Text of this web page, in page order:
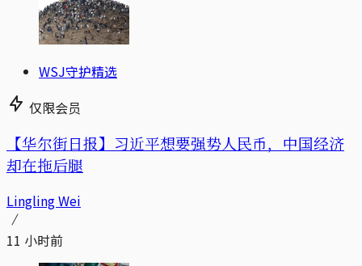
WSJ守护精选
仅限会员
【华尔街日报】习近平想要强势人民币，中国经济
却在拖后腿
Lingling Wei
11 小时前